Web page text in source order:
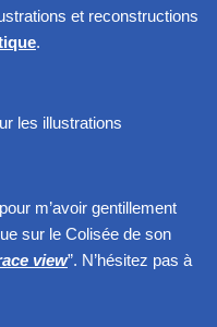
et reconstructions
.
les illustrations
m’avoir gentillement
sur le Colisée de son
view”. N’hésitez pas à